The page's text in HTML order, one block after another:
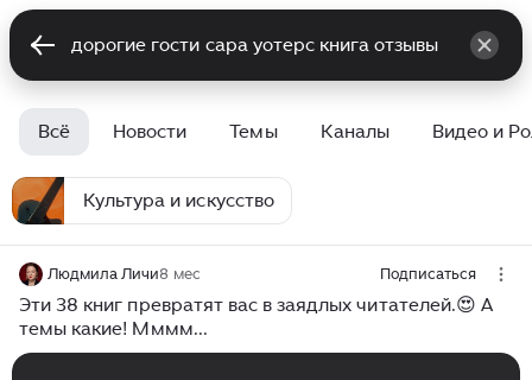
Всё Новости Темы Каналы Видео и
Культура и искусство
Людмила Личи8 мес Подписаться
Эти 38 книг превратят вас в заядлых читателей.😍 А
темы какие! Мммм...